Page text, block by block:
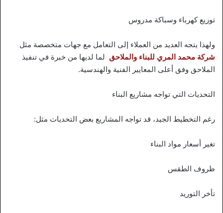
توزيع كهرباء وسباكة مدروس
ولهذا يتجه العديد من العملاء إلى التعامل مع جهات متخصصة مثل
شركة محمد المري للبناء والملاحق لما لديها من خبرة في تنفيذ
الملاحق وفق أعلى المعايير الفنية والهندسية.
التحديات التي تواجه مشاريع البناء
رغم التخطيط الجيد، قد تواجه المشاريع بعض التحديات مثل:
تغير أسعار مواد البناء
ظروف الطقس
تأخر التوريد